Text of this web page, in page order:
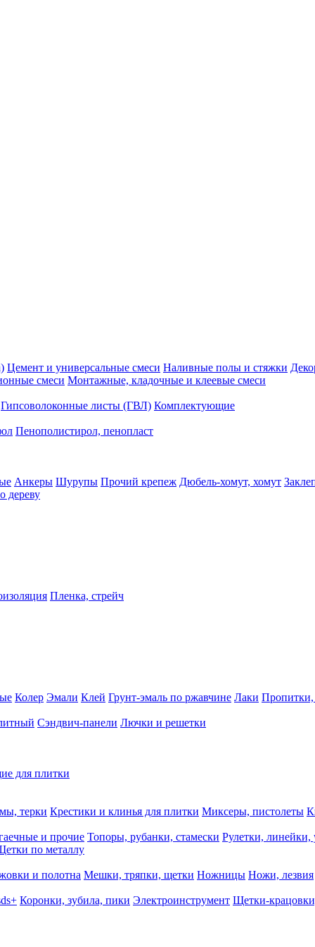
Цемент и универсальные смеси Наливные полы и стяжки
смеси Монтажные, кладочные и клеевые смеси
Гипсоволоконные листы (ГВЛ) Комплектующие
Пенополистирол, пенопласт
Анкеры Шурупы Прочий крепеж Дюбель-хомут, хомут
дереву
Пленка, стрейч
Колер Эмали Клей Грунт-эмаль по ржавчине Лаки Пропитки,
Сэндвич-панели Лючки и решетки
для плитки
терки Крестики и клинья для плитки Миксеры, пистолеты
и прочие Топоры, рубанки, стамески Рулетки, линейки,
по металлу
и полотна Мешки, тряпки, щетки Ножницы Ножи, лезвия
Коронки, зубила, пики Электроинструмент Щетки-